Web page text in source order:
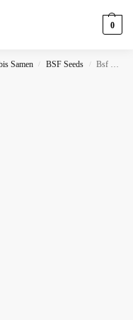
0
Samen / BSF Seeds / Bsf Seeds Dealer Deal XXL Automix